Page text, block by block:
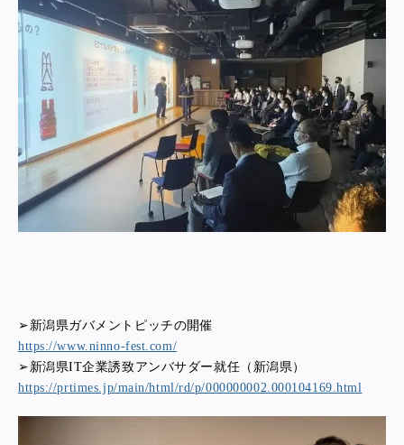
➢新潟県ガバメントピッチの開催
https://www.ninno-fest.com/
➢新潟県IT企業誘致アンバサダー就任（新潟県）
https://prtimes.jp/main/html/rd/p/000000002.000104169.html